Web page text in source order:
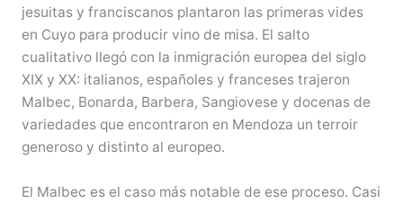
jesuitas y franciscanos plantaron las primeras vides
en Cuyo para producir vino de misa. El salto
cualitativo llegó con la inmigración europea del siglo
XIX y XX: italianos, españoles y franceses trajeron
Malbec, Bonarda, Barbera, Sangiovese y docenas de
variedades que encontraron en Mendoza un terroir
generoso y distinto al europeo.
El Malbec es el caso más notable de ese proceso. Casi